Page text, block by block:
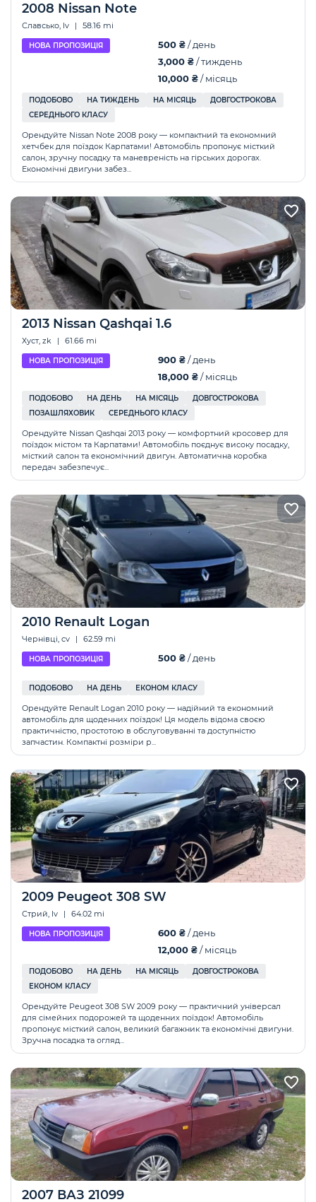
2008 Nissan Note
Славсько, lv | 58.16 mi
НОВА ПРОПОЗИЦІЯ 500 ₴/ день
3,000 ₴/ тиждень
10,000 ₴/ місяць
ПОДОБОВО НА ТИЖДЕНЬ НА МІСЯЦЬ
ДОВГОСТРОКОВА
СЕРЕДНЬОГО КЛАСУ
Орендуйте Nissan Note 2008 року — компактний та економний
хетчбек для поїздок Карпатами! Автомобіль пропонує місткий
салон, зручну посадку та маневреність на гірських дорогах.
Економічні двигуни забез...
2013 Nissan Qashqai 1.6
Хуст, zk | 61.66 mi
НОВА ПРОПОЗИЦІЯ 900 ₴/ день
18,000 ₴/ місяць
ПОДОБОВО НА ДЕНЬ НА МІСЯЦЬ
ДОВГОСТРОКОВА
ПОЗАШЛЯХОВИК
СЕРЕДНЬОГО КЛАСУ
Орендуйте Nissan Qashqai 2013 року — комфортний кросовер для
поїздок містом та Карпатами! Автомобіль поєднує високу посадку,
місткий салон та економічний двигун. Автоматична коробка
передач забезпечує...
2010 Renault Logan
Чернівці, cv | 62.59 mi
НОВА ПРОПОЗИЦІЯ 500 ₴/ день
ПОДОБОВО НА ДЕНЬ ЕКОНОМ КЛАСУ
Орендуйте Renault Logan 2010 року — надійний та економний
автомобіль для щоденних поїздок! Ця модель відома своєю
практичністю, простотою в обслуговуванні та доступністю
запчастин. Компактні розміри р...
2009 Peugeot 308 SW
Стрий, lv | 64.02 mi
НОВА ПРОПОЗИЦІЯ 600 ₴/ день
12,000 ₴/ місяць
ПОДОБОВО НА ДЕНЬ НА МІСЯЦЬ
ДОВГОСТРОКОВА
ЕКОНОМ КЛАСУ
Орендуйте Peugeot 308 SW 2009 року — практичний універсал
для сімейних подорожей та щоденних поїздок! Автомобіль
пропонує місткий салон, великий багажник та економічні двигуни.
Зручна посадка та огляд...
2007 ВАЗ 21099